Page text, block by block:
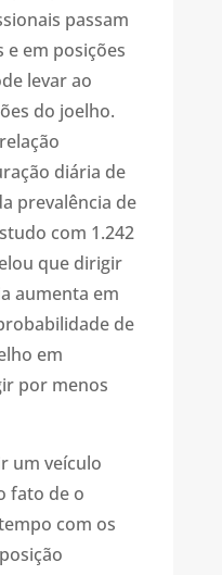
passam
e em posições
levar ao
do joelho.
diária de
prevalência de
com 1.242
que dirigir
aumenta em
de
em
por menos
um veículo
fato de o
com os